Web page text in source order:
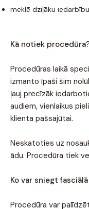
meklē dziļāku
Kā notiek
Procedūras laikā
izmanto īpaši šim
ļauj precīzāk
audiem, vienlaikus
klienta pašsajūtai.
Neskatoties uz
ādu. Procedūra tiek
Ko var sniegt
Procedūra var